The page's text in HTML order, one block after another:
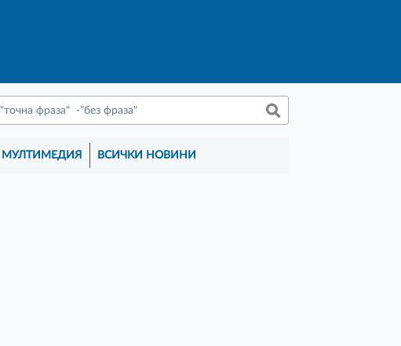
МУЛТИМЕДИЯ ВСИЧКИ НОВИНИ